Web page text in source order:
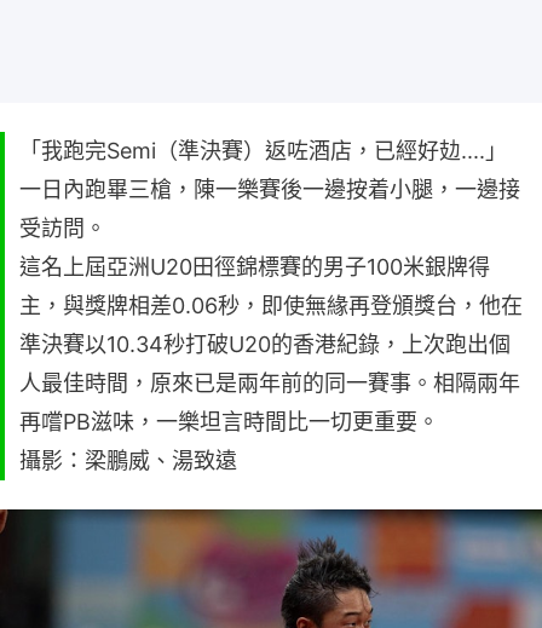
「我跑完Semi（準決賽）返咗酒店，已經好攰....」
一日內跑畢三槍，陳一樂賽後一邊按着小腿，一邊接
受訪問。
這名上屆亞洲U20田徑錦標賽的男子100米銀牌得
主，與獎牌相差0.06秒，即使無緣再登頒獎台，他在
準決賽以10.34秒打破U20的香港紀錄，上次跑出個
人最佳時間，原來已是兩年前的同一賽事。相隔兩年
再嚐PB滋味，一樂坦言時間比一切更重要。
攝影：梁鵬威、湯致遠